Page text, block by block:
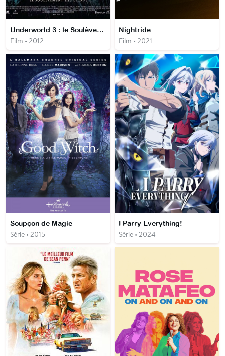
Underworld 3 : le Soulèvement des Lycans
Film • 2012
Nightride
Film • 2021
Soupçon de Magie
Série • 2015
I Parry Everything!
Série • 2024